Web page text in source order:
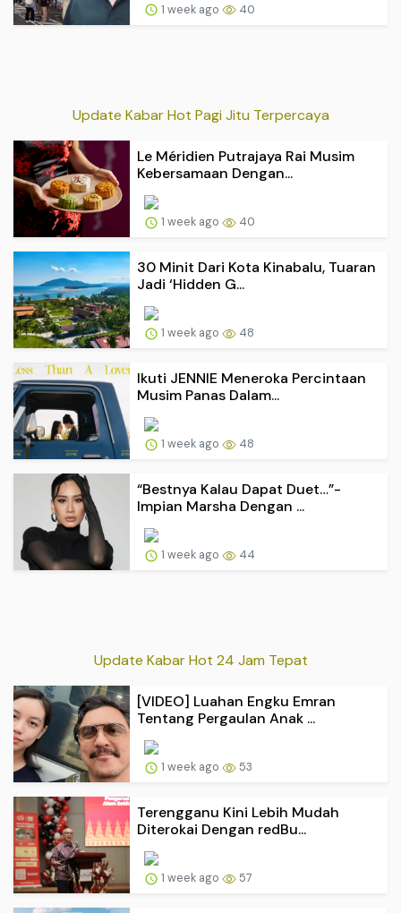
1 week ago 40
Update Kabar Hot Pagi Jitu Terpercaya
Le Méridien Putrajaya Rai Musim
Kebersamaan Dengan...
1 week ago 40
30 Minit Dari Kota Kinabalu, Tuaran
Jadi ‘Hidden G...
1 week ago 48
Ikuti JENNIE Meneroka Percintaan
Musim Panas Dalam...
1 week ago 48
“Bestnya Kalau Dapat Duet…”-
Impian Marsha Dengan ...
1 week ago 44
Update Kabar Hot 24 Jam Tepat
[VIDEO] Luahan Engku Emran
Tentang Pergaulan Anak ...
1 week ago 53
Terengganu Kini Lebih Mudah
Diterokai Dengan redBu...
1 week ago 57